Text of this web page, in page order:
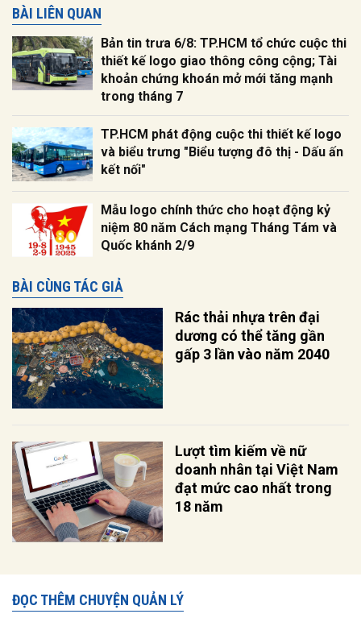
BÀI LIÊN QUAN
Bản tin trưa 6/8: TP.HCM tổ chức cuộc thi
thiết kế logo giao thông công cộng; Tài
khoản chứng khoán mở mới tăng mạnh
trong tháng 7
TP.HCM phát động cuộc thi thiết kế logo
và biểu trưng "Biểu tượng đô thị - Dấu ấn
kết nối"
Mẫu logo chính thức cho hoạt động kỷ
niệm 80 năm Cách mạng Tháng Tám và
Quốc khánh 2/9
BÀI CÙNG TÁC GIẢ
Rác thải nhựa trên đại
dương có thể tăng gần
gấp 3 lần vào năm 2040
Lượt tìm kiếm về nữ
doanh nhân tại Việt Nam
đạt mức cao nhất trong
18 năm
ĐỌC THÊM CHUYỆN QUẢN LÝ